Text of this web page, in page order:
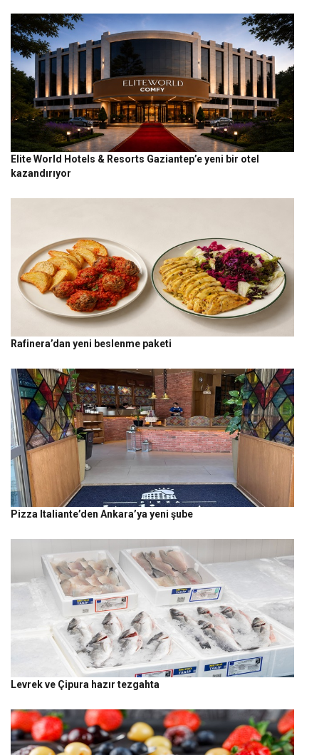
Elite World Hotels & Resorts Gaziantep’e yeni bir otel
kazandırıyor
Rafinera’dan yeni beslenme paketi
Pizza Italiante’den Ankara’ya yeni şube
Levrek ve Çipura hazır tezgahta